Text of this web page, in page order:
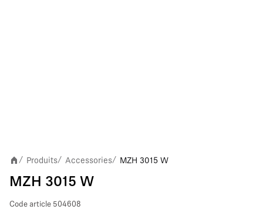
/ Produits/ Accessories/ MZH 3015 W
MZH 3015 W
Code article 504608